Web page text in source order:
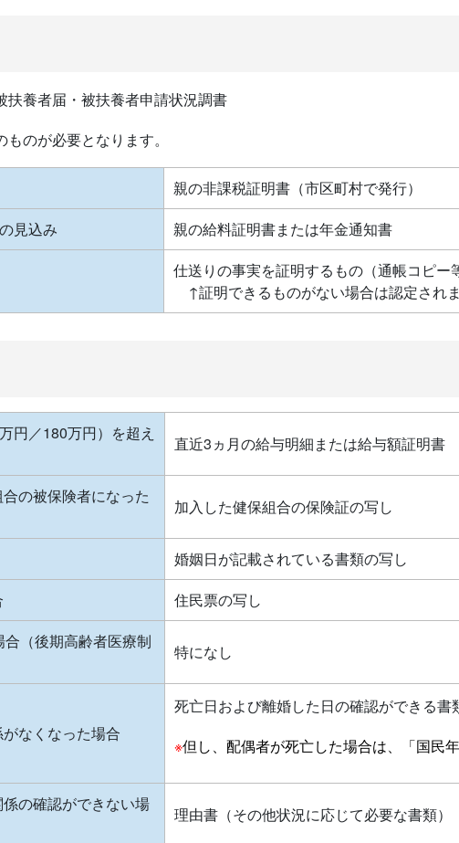
扶養者届・被扶養者申請状況調書
のが必要となります。
親の非課税証明書（市区町村で発行）
見込み
親の給料証明書または年金通知書
仕送りの事実を証明するもの（通帳コピー
↑証明できるものがない場合は認定され
円／180万円）を超え
直近3ヵ月の給与明細または給与額証明書
の被保険者になった
加入した健保組合の保険証の写し
婚姻日が記載されている書類の写し
住民票の写し
（後期高齢者医療制
特になし
なくなった場合
死亡日および離婚した日の確認ができる書
※但し、配偶者が死亡した場合は、「国民
の確認ができない場
理由書（その他状況に応じて必要な書類）